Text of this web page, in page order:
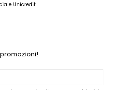
Unicredit